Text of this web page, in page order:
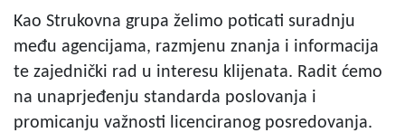
Kao Strukovna grupa želimo poticati suradnju
među agencijama, razmjenu znanja i informacija
te zajednički rad u interesu klijenata. Radit ćemo
na unaprjeđenju standarda poslovanja i
promicanju važnosti licenciranog posredovanja.